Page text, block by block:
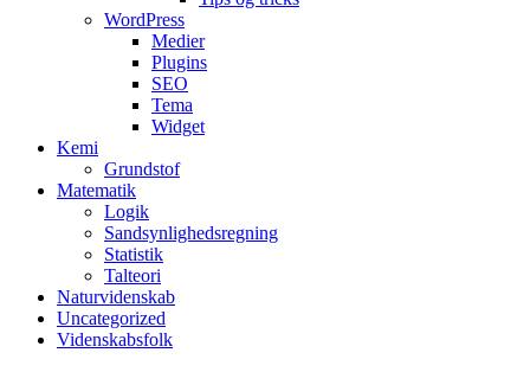
WordPress
Medier
Plugins
SEO
Tema
Widget
Kemi
Grundstof
Matematik
Logik
Sandsynlighedsregning
Statistik
Talteori
Naturvidenskab
Uncategorized
Videnskabsfolk